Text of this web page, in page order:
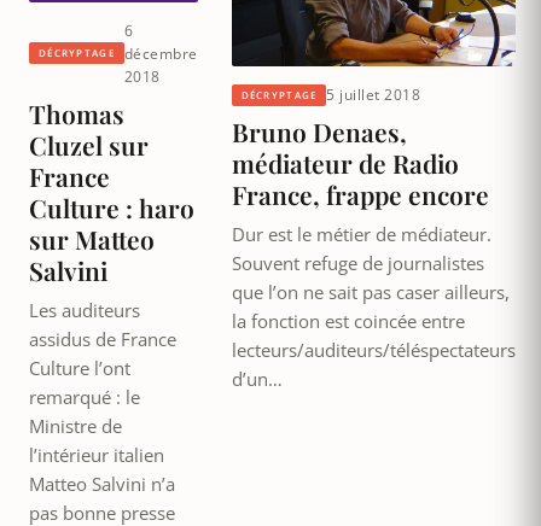
DÉCRYPTAGE
6
décembre
2018
Thomas
Cluzel sur
France
Culture : haro
sur Matteo
Salvini
Les auditeurs
assidus de France
Culture l’ont
remarqué : le
Ministre de
l’intérieur italien
Matteo Salvini n’a
pas bonne presse
DÉCRYPTAGE 5 juillet 2018
Bruno Denaes,
médiateur de Radio
France, frappe encore
Dur est le métier de médiateur.
Souvent refuge de journalistes
que l’on ne sait pas caser ailleurs,
la fonction est coincée entre
lecteurs/auditeurs/téléspectateurs
d’un…